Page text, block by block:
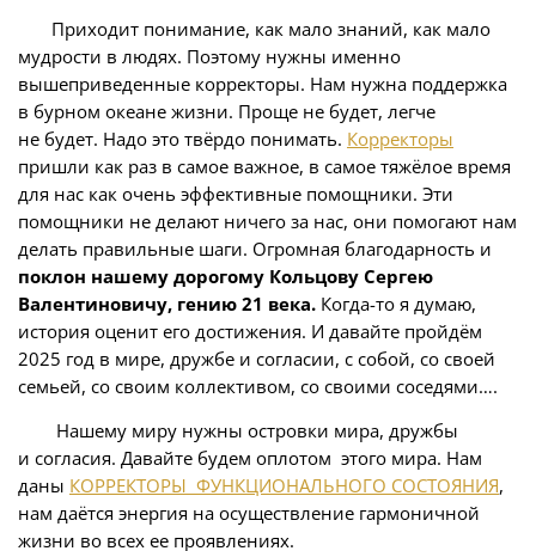
Приходит понимание, как мало знаний, как мало
мудрости в людях. Поэтому нужны именно
вышеприведенные корректоры. Нам нужна поддержка
в бурном океане жизни. Проще не будет, легче
не будет. Надо это твёрдо понимать. Корректоры
пришли как раз в самое важное, в самое тяжёлое время
для нас как очень эффективные помощники. Эти
помощники не делают ничего за нас, они помогают нам
делать правильные шаги. Огромная благодарность и
поклон нашему дорогому Кольцову Сергею
Валентиновичу, гению 21 века. Когда-то я думаю,
история оценит его достижения. И давайте пройдём
2025 год в мире, дружбе и согласии, с собой, со своей
семьей, со своим коллективом, со своими соседями….
Нашему миру нужны островки мира, дружбы
и согласия. Давайте будем оплотом этого мира. Нам
даны КОРРЕКТОРЫ ФУНКЦИОНАЛЬНОГО СОСТОЯНИЯ,
нам даётся энергия на осуществление гармоничной
жизни во всех ее проявлениях.